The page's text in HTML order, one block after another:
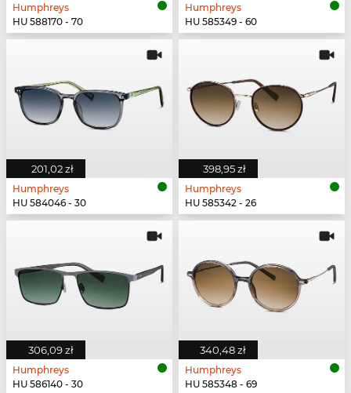
Humphreys
HU 588170 - 70
Humphreys
HU 585349 - 60
201,02 zł
Humphreys
HU 584046 - 30
398,95 zł
Humphreys
HU 585342 - 26
306,09 zł
Humphreys
HU 586140 - 30
340,48 zł
Humphreys
HU 585348 - 69